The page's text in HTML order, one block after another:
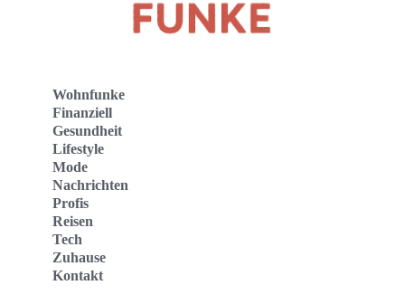
Wohnfunke
Finanziell
Gesundheit
Lifestyle
Mode
Nachrichten
Profis
Reisen
Tech
Zuhause
Kontakt